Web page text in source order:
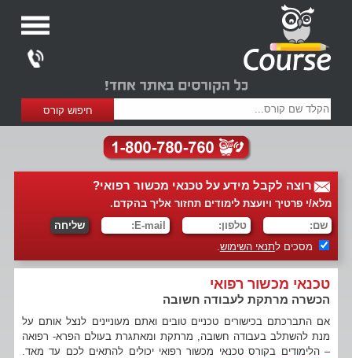
רוצה לקבל מידע על טכנאי מכשור רפואי?
מלא/י פרטיך ויועצת לימודים תחזור אליך בהקדם.
מסכים לתנאי השימוש.
טכנאי מכשור רפואי
הכשרה מרתקת לעבודה חשובה
אם התברכתם בכישורים טכניים טובים ואתם מעוניינים לנצל אותם על
מנת להשתלב בעבודה חשובה, מרתקת ומאתגרת בעולם הפרא- רפואה
– הלימודים בקורס טכנאי מכשור רפואי יכולים להתאים לכם עד מאד.